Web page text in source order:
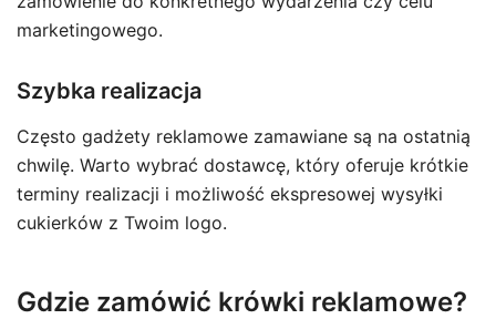
marketingowego.
Szybka realizacja
Często gadżety reklamowe zamawiane są na ostatnią
chwilę. Warto wybrać dostawcę, który oferuje krótkie
terminy realizacji i możliwość ekspresowej wysyłki
cukierków z Twoim logo.
Gdzie zamówić krówki reklamowe?